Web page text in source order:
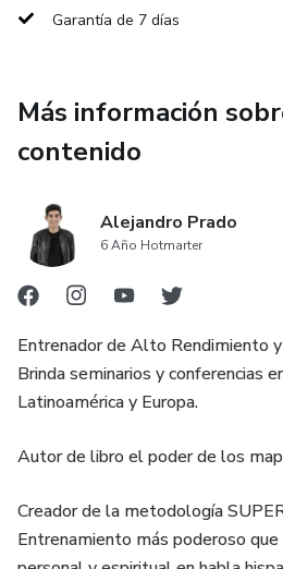
FLUIR para tu propósito mas
GESTIONAR EL DOLOR Y
Aprenderás a ser una persona de
Confianza, Seguridad, Amor,
Balance y mucho recursos más
SUPER HUMANO.
04 SANARÁS TU INTERIOR:
PASADO
SANARÁS TU PASADO, para
en que todo se alinea para ti y ser
05 PASARÁS POR FUEGO
SIN LIMITES
Garantía de 7 días
Más información
contenido
Alejandro Prado
6 Año Hotmarter
Entrenador de Alto Rendimiento
Brinda seminarios y conferencias
Latinoamérica y Europa.
Autor de libro el poder de los
Creador de la metodología
Entrenamiento más poderoso